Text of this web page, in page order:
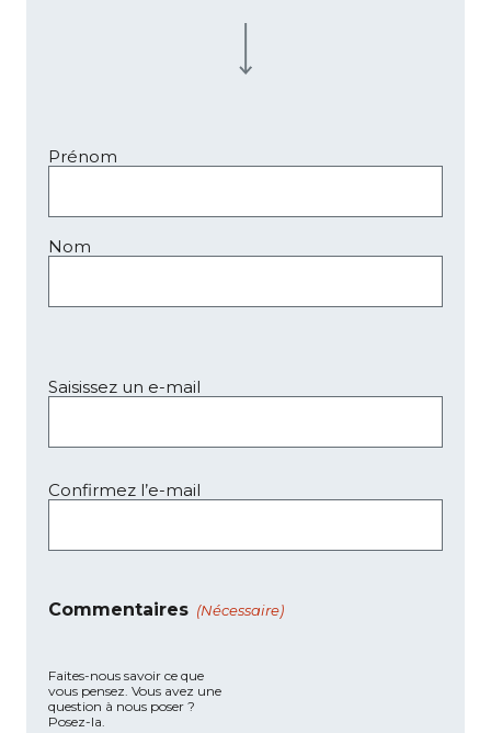
Prénom
Nom
Saisissez un e-mail
Confirmez l’e-mail
Commentaires (Nécessaire)
Faites-nous savoir ce que
vous pensez. Vous avez une
question à nous poser ?
Posez-la.